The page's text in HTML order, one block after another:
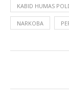
KABID HUMAS
NARKOBA